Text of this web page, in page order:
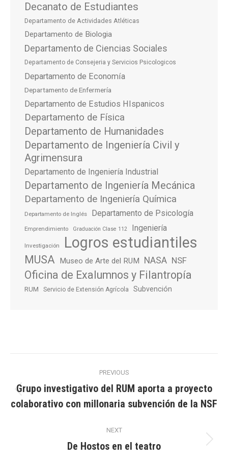
Decanato de Estudiantes
Departamento de Actividades Atléticas
Departamento de Biologia
Departamento de Ciencias Sociales
Departamento de Consejeria y Servicios Psicologicos
Departamento de Economía
Departamento de Enfermería
Departamento de Estudios HIspanicos
Departamento de Física
Departamento de Humanidades
Departamento de Ingeniería Civil y
Agrimensura
Departamento de Ingeniería Industrial
Departamento de Ingeniería Mecánica
Departamento de Ingeniería Química
Departamento de Inglés Departamento de Psicología
Emprendimiento Graduación Clase 112 Ingeniería
Investigación Logros estudiantiles
MUSA Museo de Arte del RUM NASA NSF
Oficina de Exalumnos y Filantropía
RUM Servicio de Extensión Agrícola Subvención
navigation
PREVIOUS
post:
Grupo investigativo del RUM aporta a proyecto
colaborativo con millonaria subvención de la NSF
NEXT
Next
De Hostos en el teatro